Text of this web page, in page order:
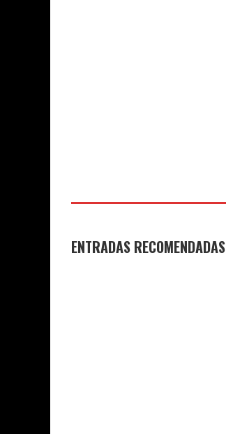
ENTRADAS RECOMENDADAS